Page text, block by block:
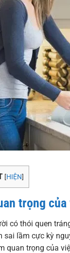
[HIỆN]
trọng
có thói quen
sai lầm cực kỳ
quan trọng của